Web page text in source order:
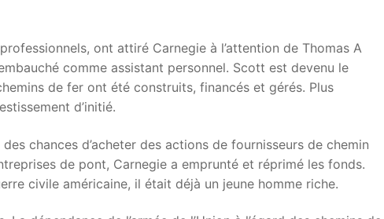
ont attiré Carnegie à l’attention de Thomas A
comme assistant personnel. Scott est devenu le
de fer ont été construits, financés et gérés. Plus
d’initié.
chances d’acheter des actions de fournisseurs de chemin
de pont, Carnegie a emprunté et réprimé les fonds.
civile américaine, il était déjà un jeune homme riche.